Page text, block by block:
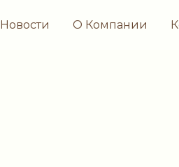
Новости О Компании